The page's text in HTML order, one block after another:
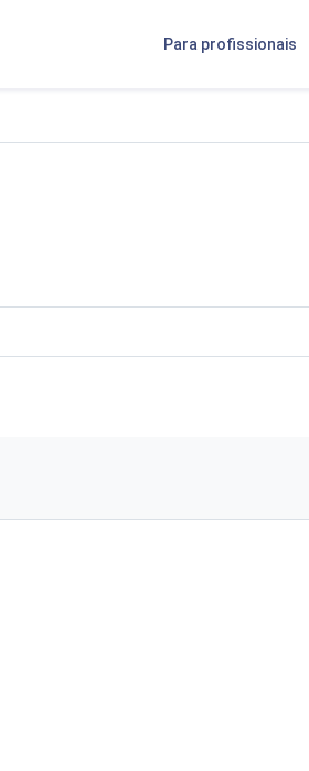
Para profissionais